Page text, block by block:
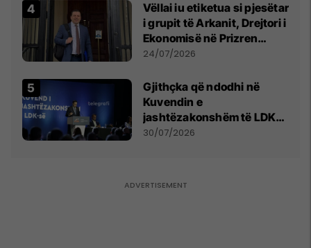
Vëllai iu etiketua si pjesëtar
i grupit të Arkanit, Drejtori i
Ekonomisë në Prizren
mohon pretendimet
24/07/2026
Gjithçka që ndodhi në
Kuvendin e
jashtëzakonshëm të LDK-
së
30/07/2026